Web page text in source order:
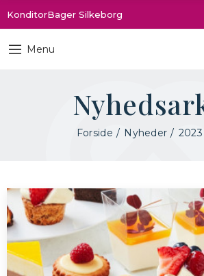
KonditorBager Silkeborg
Menu
Forside Nyheder 2023